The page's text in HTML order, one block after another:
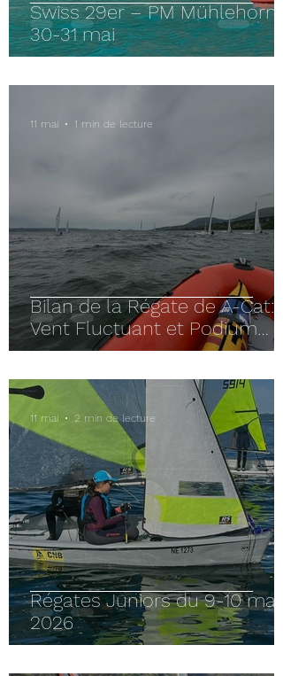
Swiss 29er – PM Mühlehorn –
30-31 mai
Bilan de la Régate de A-Cat:
Vent Fluctuant et Podium
Éblouissant malgré Peu de
11 mai 1 min de lecture
Régates Juniors du 9-10 mai
2026
11 mai 2 min de lecture